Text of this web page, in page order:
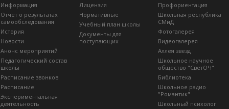
Информация
Отчет о результатах
самообследования
История
Новости
Анонс мероприятий
Педагогический состав
школы
Расписание звонков
Расписание
Экспериментальная
деятельность
Лицензия
Нормативные
Учебный план школы
Документы для
поступающих
Профориентация
Школьная республика
СМиД
Фотогалерея
Видеогалерея
Аллея звезд
Школьное научное
общество "СветОЧ"
Библиотека
Школьное радио
"Романтик"
Школьный психолог